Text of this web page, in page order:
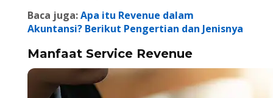
Baca juga:Apa itu Revenue dalam
Akuntansi? Berikut Pengertian dan Jenisnya
Manfaat Service Revenue